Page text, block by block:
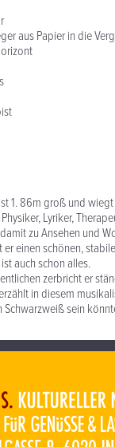
aus Papier in die
1. 86m groß und
Lyriker,
zu Ansehen und
einen schönen,
auch schon alles.
zerbricht er
in diesem
sein